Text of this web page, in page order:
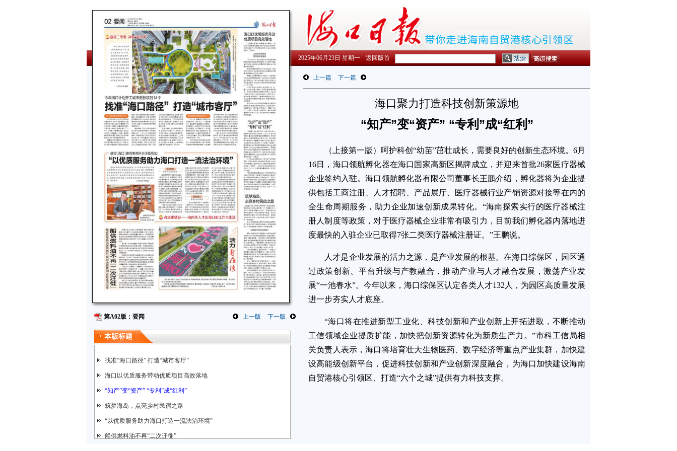
2025年06月23日 星期一 返回版首
第A02版：要闻 上一版 下一版
本版标题
找准“海口路径” 打造“城市客厅”
海口以优质服务带动优质项目高效落地
“知产”变“资产” “专利”成“红利”
筑梦海岛，点亮乡村民宿之路
“以优质服务助力海口打造一流法治环境”
船供燃料油不再“二次迁徙”
上一篇 下一篇
海口聚力打造科技创新策源地
“知产”变“资产” “专利”成“红利”
（上接第一版）呵护科创“幼苗”茁壮成长，需要良好的创新生态环境。6月
16日，海口领航孵化器在海口国家高新区揭牌成立，并迎来首批26家医疗器械
企业签约入驻。海口领航孵化器有限公司董事长王鹏介绍，孵化器将为企业提
供包括工商注册、人才招聘、产品展厅、医疗器械行业产销资源对接等在内的
全生命周期服务，助力企业加速创新成果转化。“海南探索实行的医疗器械注
册人制度等政策，对于医疗器械企业非常有吸引力，目前我们孵化器内落地进
度最快的入驻企业已取得7张二类医疗器械注册证。”王鹏说。
人才是企业发展的活力之源，是产业发展的根基。在海口综保区，园区通
过政策创新、平台升级与产教融合，推动产业与人才融合发展，激荡产业发
展“一池春水”。今年以来，海口综保区认定各类人才132人，为园区高质量发展
进一步夯实人才底座。
“海口将在推进新型工业化、科技创新和产业创新上开拓进取，不断推动
工信领域企业提质扩能，加快把创新资源转化为新质生产力。”市科工信局相
关负责人表示，海口将培育壮大生物医药、数字经济等重点产业集群，加快建
设高能级创新平台，促进科技创新和产业创新深度融合，为海口加快建设海南
自贸港核心引领区、打造“六个之城”提供有力科技支撑。